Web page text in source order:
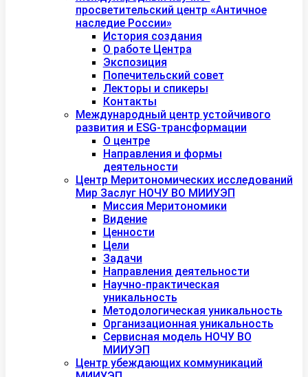
просветительский центр «Античное
наследие России»
История создания
О работе Центра
Экспозиция
Попечительский совет
Лекторы и спикеры
Контакты
Международный центр устойчивого
развития и ESG-трансформации
О центре
Направления и формы
деятельности
Центр Меритономических исследований
Мир Заслуг НОЧУ ВО МИИУЭП
Миссия Меритономики
Видение
Ценности
Цели
Задачи
Направления деятельности
Научно-практическая
уникальность
Методологическая уникальность
Организационная уникальность
Сервисная модель НОЧУ ВО
МИИУЭП
Центр убеждающих коммуникаций